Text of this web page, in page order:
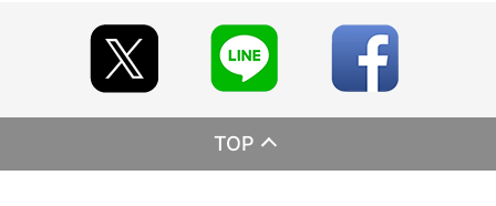
※イベント会場や海外等で販売する場合がございます。詳細は公
式サイト等でご案内いたします。
※今後、イベント会場やその他店舗で在庫販売を行う場合がござ
います。詳細は公式サイト等でご案内いたします。
TOP